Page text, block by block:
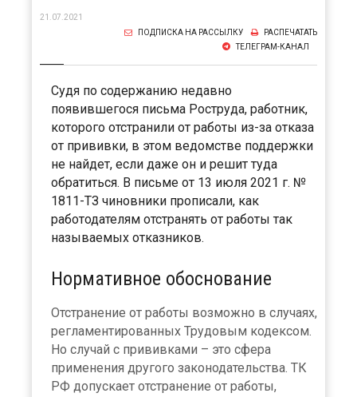
21.07.2021
РАСПЕЧАТАТЬ
ПОДПИСКА НА РАССЫЛКУ
ТЕЛЕГРАМ-КАНАЛ
Судя по содержанию недавно
появившегося письма Роструда, работник,
которого отстранили от работы из-за отказа
от прививки, в этом ведомстве поддержки
не найдет, если даже он и решит туда
обратиться. В письме от 13 июля 2021 г. №
1811-ТЗ чиновники прописали, как
работодателям отстранять от работы так
называемых отказников.
Нормативное обоснование
Отстранение от работы возможно в случаях,
регламентированных Трудовым кодексом.
Но случай с прививками – это сфера
применения другого законодательства. ТК
РФ допускает отстранение от работы,